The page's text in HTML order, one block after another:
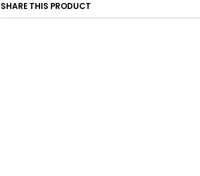
SHARE THIS PRODUCT